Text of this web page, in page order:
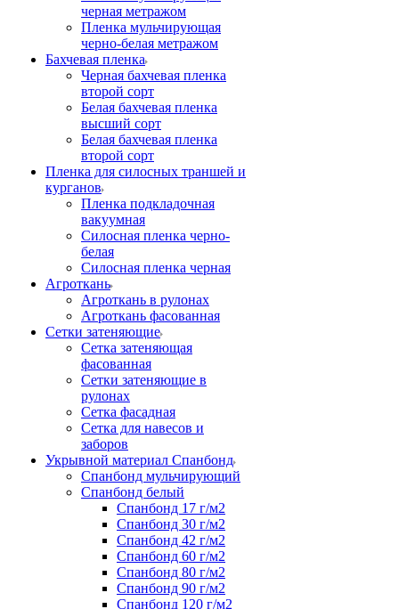
черная метражом
Пленка мульчирующая
черно-белая метражом
Бахчевая пленка
Черная бахчевая пленка
второй сорт
Белая бахчевая пленка
высший сорт
Белая бахчевая пленка
второй сорт
Пленка для силосных траншей и
курганов
Пленка подкладочная
вакуумная
Силосная пленка черно-
белая
Силосная пленка черная
Агроткань
Агроткань в рулонах
Агроткань фасованная
Сетки затеняющие
Сетка затеняющая
фасованная
Сетки затеняющие в
рулонах
Сетка фасадная
Сетка для навесов и
заборов
Укрывной материал Спанбонд
Спанбонд мульчирующий
Спанбонд белый
Спанбонд 17 г/м2
Спанбонд 30 г/м2
Спанбонд 42 г/м2
Спанбонд 60 г/м2
Спанбонд 80 г/м2
Спанбонд 90 г/м2
Спанбонд 120 г/м2